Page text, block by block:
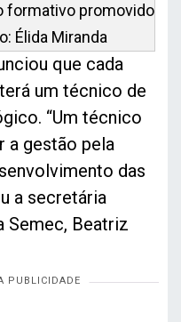
formativo promovido
Élida Miranda
que cada
um técnico de
“Um técnico
a gestão pela
das
a secretária
Semec, Beatriz